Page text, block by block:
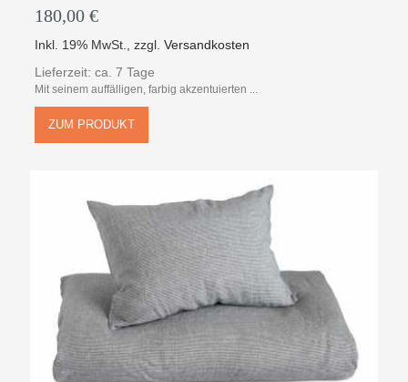
180,00 €
Inkl. 19% MwSt.,zzgl.Versandkosten
Lieferzeit: ca. 7 Tage
Mit seinem auffälligen, farbig akzentuierten ...
ZUM PRODUKT